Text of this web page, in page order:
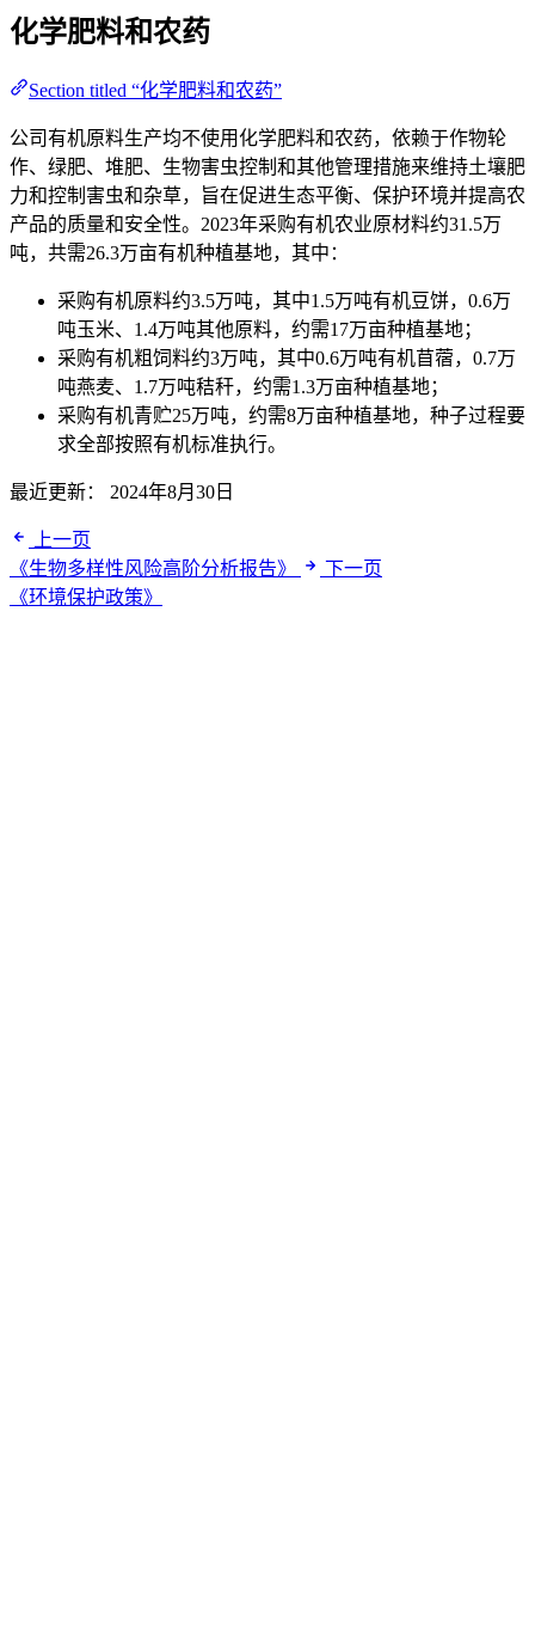
化学肥料和农药
Section titled “化学肥料和农药”
公司有机原料生产均不使用化学肥料和农药，依赖于作物轮
作、绿肥、堆肥、生物害虫控制和其他管理措施来维持土壤肥
力和控制害虫和杂草，旨在促进生态平衡、保护环境并提高农
产品的质量和安全性。2023年采购有机农业原材料约31.5万
吨，共需26.3万亩有机种植基地，其中：
采购有机原料约3.5万吨，其中1.5万吨有机豆饼，0.6万
吨玉米、1.4万吨其他原料，约需17万亩种植基地；
采购有机粗饲料约3万吨，其中0.6万吨有机苜蓿，0.7万
吨燕麦、1.7万吨秸秆，约需1.3万亩种植基地；
采购有机青贮25万吨，约需8万亩种植基地，种子过程要
求全部按照有机标准执行。
最近更新： 2024年8月30日
上一页
《生物多样性风险高阶分析报告》
下一页
《环境保护政策》